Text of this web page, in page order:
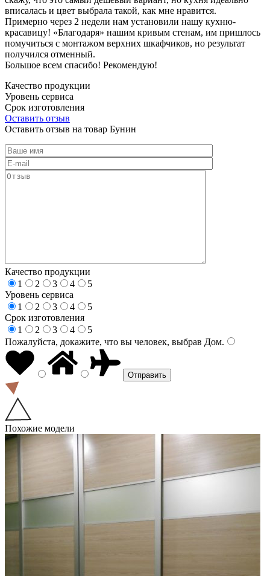
вписалась и цвет выбрала такой, как мне нравится.
Примерно через 2 недели нам установили нашу кухню-
красавицу! «Благодаря» нашим кривым стенам, им пришлось
помучиться с монтажом верхних шкафчиков, но результат
получился отменный.
Большое всем спасибо! Рекомендую!
Качество продукции
Уровень сервиса
Срок изготовления
Оставить отзыв
Оставить отзыв на товар Бунин
Качество продукции
1
2 3 4
5
Уровень сервиса
1
2 3 4
5
Срок изготовления
1
2 3 4
5
Пожалуйста, докажите, что вы человек, выбрав Дом.
Похожие модели